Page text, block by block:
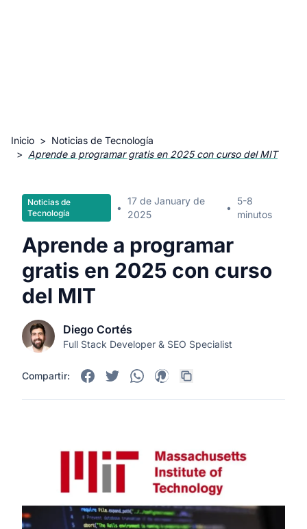
Inicio > Noticias de Tecnología
> Aprende a programar gratis en 2025 con curso del MIT
Noticias de
Tecnología
•
17 de January de
2025
•
5-8
minutos
Aprende a programar
gratis en 2025 con curso
del MIT
Diego Cortés
Full Stack Developer & SEO Specialist
Compartir: